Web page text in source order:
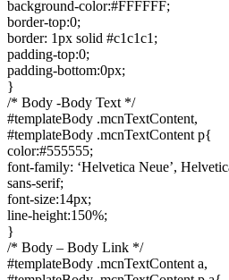
background-color:#FFFFFF;
border-top:0;
border: 1px solid #c1c1c1;
padding-top:0;
padding-bottom:0px;
}
/* Body -Body Text */
#templateBody .mcnTextContent,
#templateBody .mcnTextContent p{
color:#555555;
font-family: ‘Helvetica Neue’,
sans-serif;
font-size:14px;
line-height:150%;
}
/* Body – Body Link */
#templateBody .mcnTextContent a,